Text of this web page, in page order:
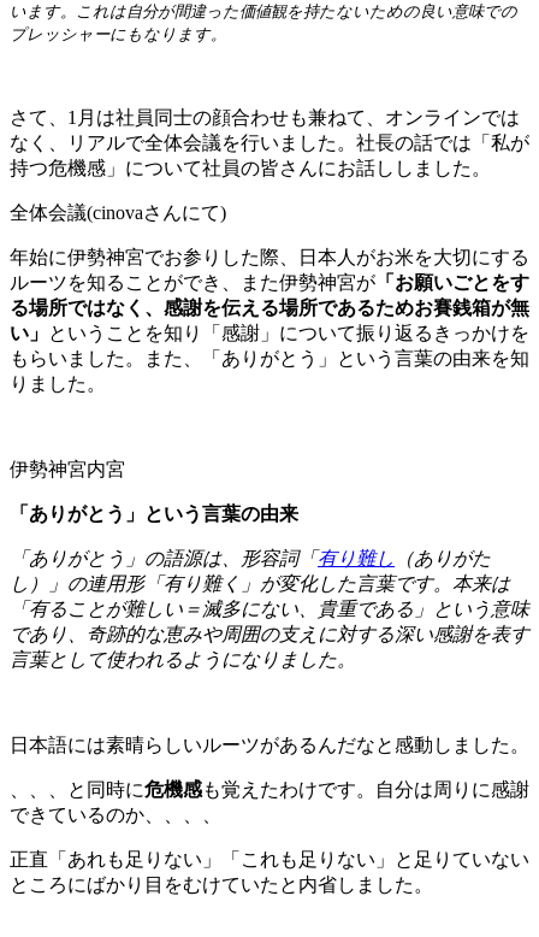
います。これは自分が間違った価値観を持たないための良い意味での
プレッシャーにもなります。
さて、1月は社員同士の顔合わせも兼ねて、オンラインでは
なく、リアルで全体会議を行いました。社長の話では「私が
持つ危機感」について社員の皆さんにお話ししました。
全体会議(cinovaさんにて)
年始に伊勢神宮でお参りした際、日本人がお米を大切にする
ルーツを知ることができ、また伊勢神宮が 「お願いごとをす
る場所ではなく、感謝を伝える場所であるためお賽銭箱が無
い」 ということを知り「感謝」について振り返るきっかけを
もらいました。また、「ありがとう」という言葉の由来を知
りました。
伊勢神宮内宮
「ありがとう」という言葉の由来
「ありがとう」の語源は、形容詞「 有り難し
（ありがた
し）」の連用形「有り難く」が変化した言葉です。 本来は
「有ることが難しい＝滅多にない、貴重である」という意味
であり、奇跡的な恵みや周囲の支えに対する深い感謝を表す
言葉として使われるようになりました。
日本語には素晴らしいルーツがあるんだなと感動しました。
、、、と同時に危機感も覚えたわけです。自分は周りに感謝
できているのか、、、、
正直「あれも足りない」「これも足りない」と足りていない
ところにばかり目をむけていたと内省しました。